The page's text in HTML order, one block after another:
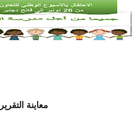
معاينة التقرير